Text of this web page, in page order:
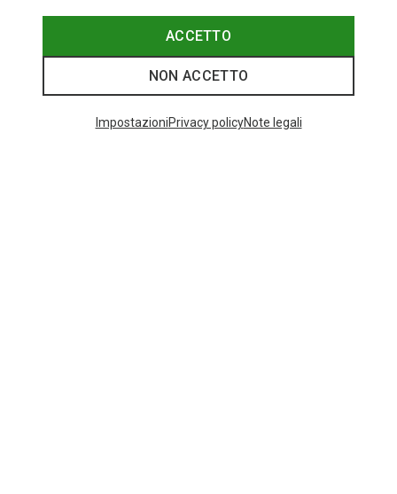
I più cercati
ACCETTO
NON ACCETTO
ImpostazioniPrivacy policyNote legali